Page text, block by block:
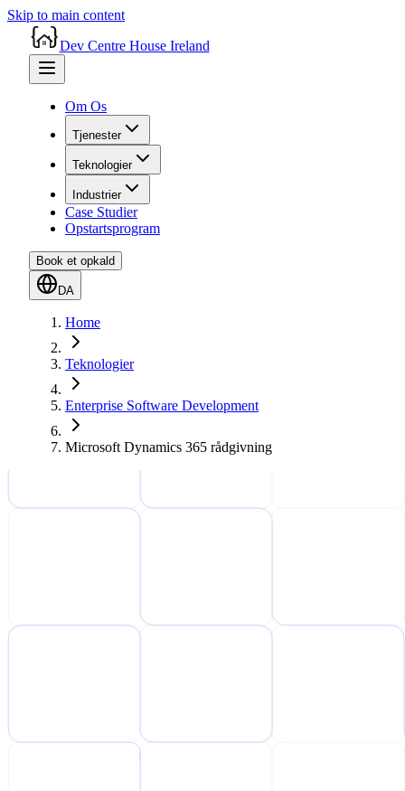
Skip to main content
Dev Centre House Ireland
Om Os
Tjenester
Teknologier
Industrier
Case Studier
Opstartsprogram
Book et opkald
DA
Home
Teknologier
Enterprise Software Development
Microsoft Dynamics 365 rådgivning